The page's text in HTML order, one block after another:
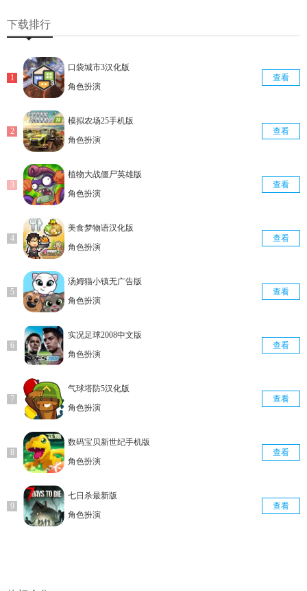
下载排行
口袋城市3汉化版
角色扮演
查看
模拟农场25手机版
角色扮演
查看
植物大战僵尸英雄版
角色扮演
查看
美食梦物语汉化版
角色扮演
查看
汤姆猫小镇无广告版
角色扮演
查看
实况足球2008中文版
角色扮演
查看
气球塔防5汉化版
角色扮演
查看
数码宝贝新世纪手机版
角色扮演
查看
七日杀最新版
角色扮演
查看